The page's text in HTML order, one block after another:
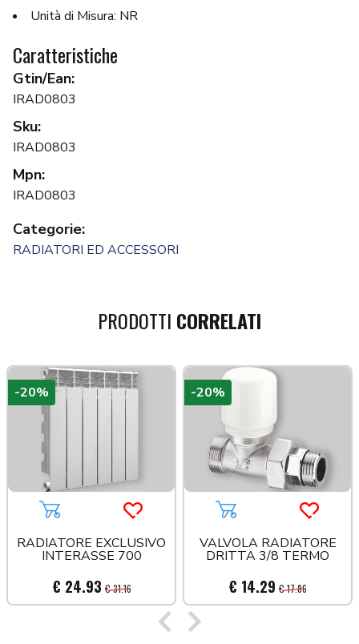
Unità di Misura: NR
Caratteristiche
Gtin/Ean:
IRAD0803
Sku:
IRAD0803
Mpn:
IRAD0803
Categorie:
RADIATORI ED ACCESSORI
PRODOTTI CORRELATI
più tardi
Aggiungi al carrelloAcquista più tardi
RADIATORE EXCLUSIVO
INTERASSE 700
€ 24.93 € 31.16
-20%
Aggiungi al carrello
VALVOLA RADIATORE
DRITTA 3/8 TERMO
€ 14.29 € 17.86
-20%